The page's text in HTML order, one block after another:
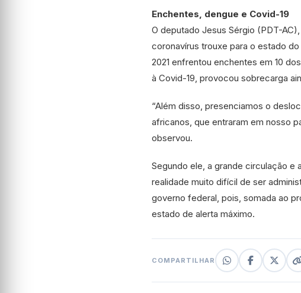
Enchentes, dengue e Covid-19
O deputado Jesus Sérgio (PDT-
coronavírus trouxe para o estado
2021 enfrentou enchentes em 10
à Covid-19, provocou sobrecarga
“Além disso, presenciamos o
africanos, que entraram em nosso
observou.
Segundo ele, a grande circulação e
realidade muito difícil de ser
governo federal, pois, somada ao
estado de alerta máximo.
COMPARTILHAR